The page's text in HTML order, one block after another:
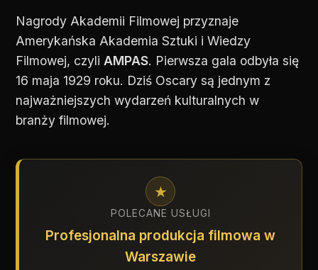
Nagrody Akademii Filmowej przyznaje
Amerykańska Akademia Sztuki i Wiedzy
Filmowej, czyli AMPAS. Pierwsza gala odbyła się
16 maja 1929 roku. Dziś Oscary są jednym z
najważniejszych wydarzeń kulturalnych w
branży filmowej.
★
POLECANE USŁUGI
Profesjonalna produkcja filmowa w
Warszawie